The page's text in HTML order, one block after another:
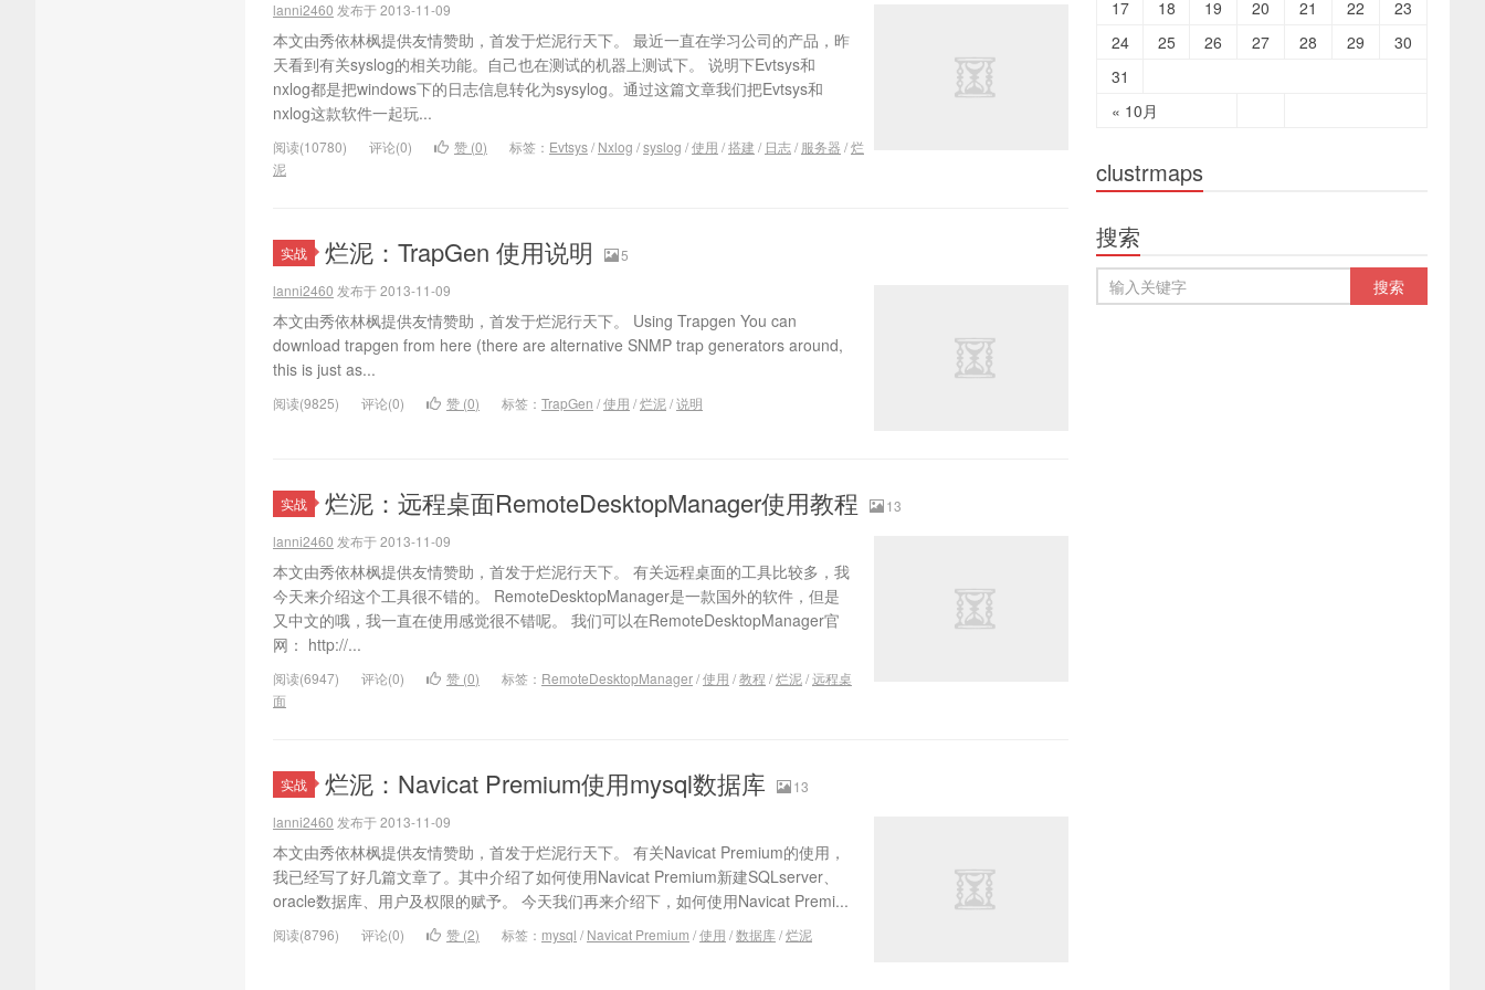
lanni2460 发布于 2013-11-09
本文由秀依林枫提供友情赞助，首发于烂泥行天下。 最近一直在学习公司的产品，昨
天看到有关syslog的相关功能。自己也在测试的机器上测试下。 说明下Evtsys和
nxlog都是把windows下的日志信息转化为sysylog。通过这篇文章我们把Evtsys和
nxlog这款软件一起玩...
阅读(10780) 评论(0) 赞 (0) 标签： Evtsys/ Nxlog /syslog /使用 /搭建 / 日志/ 服务器 /烂
泥
实战 烂泥：TrapGen 使用说明
5
lanni2460 发布于 2013-11-09
本文由秀依林枫提供友情赞助，首发于烂泥行天下。 Using Trapgen You can
download trapgen from here (there are alternative SNMP trap generators around,
this is just as...
阅读(9825) 评论(0) 赞 (0) 标签： TrapGen /使用 /烂泥/说明
实战 烂泥：远程桌面RemoteDesktopManager使用教程
13
lanni2460 发布于 2013-11-09
本文由秀依林枫提供友情赞助，首发于烂泥行天下。 有关远程桌面的工具比较多，我
今天来介绍这个工具很不错的。 RemoteDesktopManager是一款国外的软件，但是
又中文的哦，我一直在使用感觉很不错呢。 我们可以在RemoteDesktopManager官
网： http://...
阅读(6947) 评论(0) 赞 (0) 标签： RemoteDesktopManager/使用 /教程 /烂泥/远程桌
面
实战 烂泥：Navicat Premium使用mysql数据库
13
lanni2460 发布于 2013-11-09
本文由秀依林枫提供友情赞助，首发于烂泥行天下。 有关Navicat Premium的使用，
我已经写了好几篇文章了。其中介绍了如何使用Navicat Premium新建SQLserver、
oracle数据库、用户及权限的赋予。 今天我们再来介绍下，如何使用Navicat Premi...
阅读(8796) 评论(0) 赞 (2) 标签： mysql / Navicat Premium /使用 /数据库/烂泥
« 10月
17 18 19 20 21 22
23
24
25 26 27 28 29
30
31
clustrmaps
搜索